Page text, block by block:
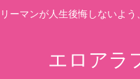
ーマンが人生後悔しないよ
エロアラ